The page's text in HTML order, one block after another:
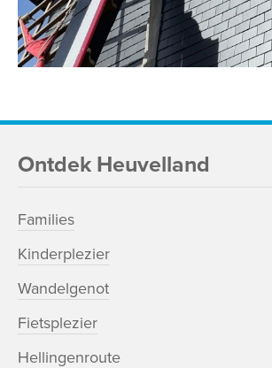
Ontdek Heuvelland
Families
Kinderplezier
Wandelgenot
Fietsplezier
Hellingenroute